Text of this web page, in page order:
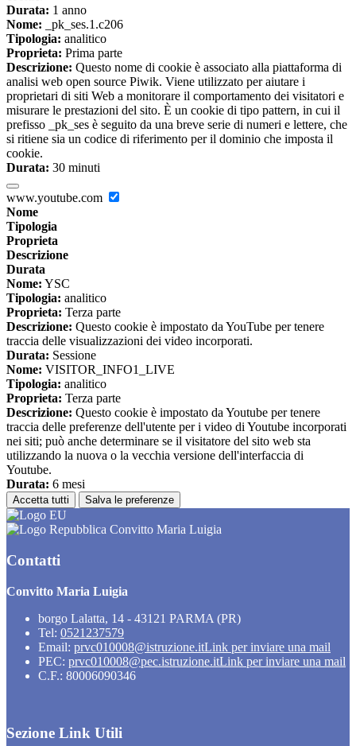
Durata: 1 anno
Nome: _pk_ses.1.c206
Tipologia: analitico
Proprieta: Prima parte
Descrizione: Questo nome di cookie è associato alla piattaforma di
analisi web open source Piwik. Viene utilizzato per aiutare i
proprietari di siti Web a monitorare il comportamento dei visitatori e
misurare le prestazioni del sito. È un cookie di tipo pattern, in cui il
prefisso _pk_ses è seguito da una breve serie di numeri e lettere, che
si ritiene sia un codice di riferimento per il dominio che imposta il
cookie.
Durata: 30 minuti
www.youtube.com
Nome
Tipologia
Proprieta
Descrizione
Durata
Nome: YSC
Tipologia: analitico
Proprieta: Terza parte
Descrizione: Questo cookie è impostato da YouTube per tenere
traccia delle visualizzazioni dei video incorporati.
Durata: Sessione
Nome: VISITOR_INFO1_LIVE
Tipologia: analitico
Proprieta: Terza parte
Descrizione: Questo cookie è impostato da Youtube per tenere
traccia delle preferenze dell'utente per i video di Youtube incorporati
nei siti; può anche determinare se il visitatore del sito web sta
utilizzando la nuova o la vecchia versione dell'interfaccia di
Youtube.
Durata: 6 mesi
Accetta tutti Salva le preferenze
Convitto Maria Luigia
Contatti
Convitto Maria Luigia
borgo Lalatta, 14 - 43121 PARMA (PR)
Tel: 0521237579
Email: prvc010008@istruzione.itLink per inviare una mail
PEC: prvc010008@pec.istruzione.itLink per inviare una mail
C.F.: 80006090346
Sezione Link Utili